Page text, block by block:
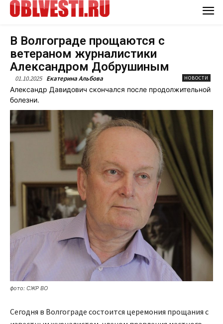
В Волгограде прощаются с
ветераном журналистики
Александром Добрушиным
01.10.2025 Екатерина Альбова НОВОСТИ
Александр Давидович скончался после продолжительной
болезни.
фото: СЖР ВО
Сегодня в Волгограде состоится церемония прощания с